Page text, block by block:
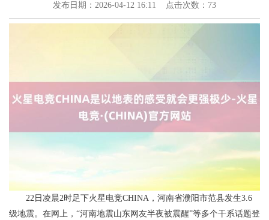
发布日期：2026-04-12 16:11 点击次数：73
22日凌晨2时足下火星电竞CHINA，河南省濮阳市范县发生3.6
级地震。在网上，“河南地震山东网友半夜被震醒”等多个干系话题登